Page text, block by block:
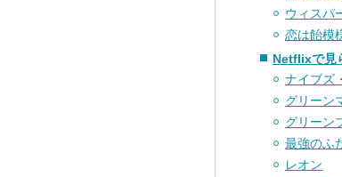
ウィスパ
恋は飴模
Netflixで見
ナイブズ
グリーン
グリーン
最強のふ
レオン